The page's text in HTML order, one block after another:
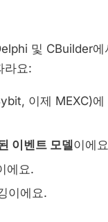
및 CBuilder
라요:
이제 MEXC)에
이벤트 모델이에
에요.
이에요.